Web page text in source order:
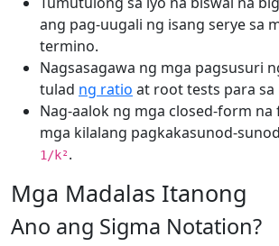
ang pag-uugali ng isang serye sa
termino.
Nagsasagawa ng mga pagsusuri
tulad ng ratio at root tests para
Nag-aalok ng mga closed-form na
mga kilalang pagkakasunod-
1/k².
Mga Madalas Itanong
Ano ang Sigma Notation?